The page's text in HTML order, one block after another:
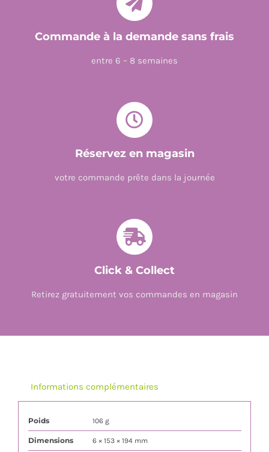
POULES
NOUVEAU
DYS
Commande à la demande sans frais
entre 6 – 8 semaines
Réservez en magasin
votre commande prête dans la journée
Click & Collect
Retirez gratuitement vos commandes en magasin
Informations complémentaires
Poids 106 g
Dimensions 6 × 153 × 194 mm